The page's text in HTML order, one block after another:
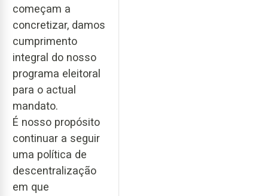
começam a
concretizar, damos
cumprimento
integral do nosso
programa eleitoral
para o actual
mandato.
É nosso propósito
continuar a seguir
uma política de
descentralização
em que